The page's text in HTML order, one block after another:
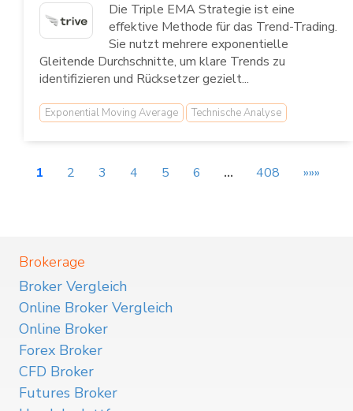
Die Triple EMA Strategie ist eine
effektive Methode für das Trend-Trading.
Sie nutzt mehrere exponentielle
Gleitende Durchschnitte, um klare Trends zu
identifizieren und Rücksetzer gezielt...
Exponential Moving Average Technische Analyse
1 2 3 4 5 6 … 408 »»»
Brokerage
Broker Vergleich
Online Broker Vergleich
Online Broker
Forex Broker
CFD Broker
Futures Broker